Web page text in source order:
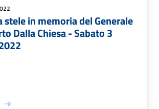
stele in memoria del Generale
Dalla Chiesa - Sabato 3